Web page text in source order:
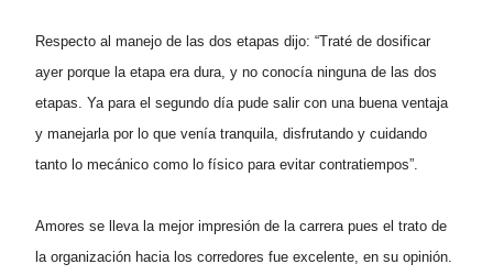
Respecto al manejo de las dos etapas dijo: “Traté de dosificar
ayer porque la etapa era dura, y no conocía ninguna de las dos
etapas. Ya para el segundo día pude salir con una buena ventaja
y manejarla por lo que venía tranquila, disfrutando y cuidando
tanto lo mecánico como lo físico para evitar contratiempos”.
Amores se lleva la mejor impresión de la carrera pues el trato de
la organización hacia los corredores fue excelente, en su opinión.